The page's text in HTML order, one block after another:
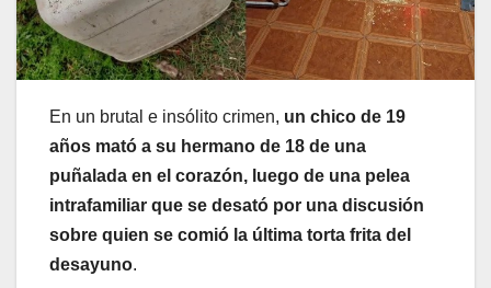
En un brutal e insólito crimen, un chico de 19
años mató a su hermano de 18 de una
puñalada en el corazón, luego de una pelea
intrafamiliar que se desató por una discusión
sobre quien se comió la última torta frita del
desayuno.